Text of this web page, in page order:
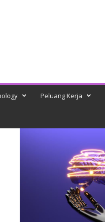
Peluang Kerja